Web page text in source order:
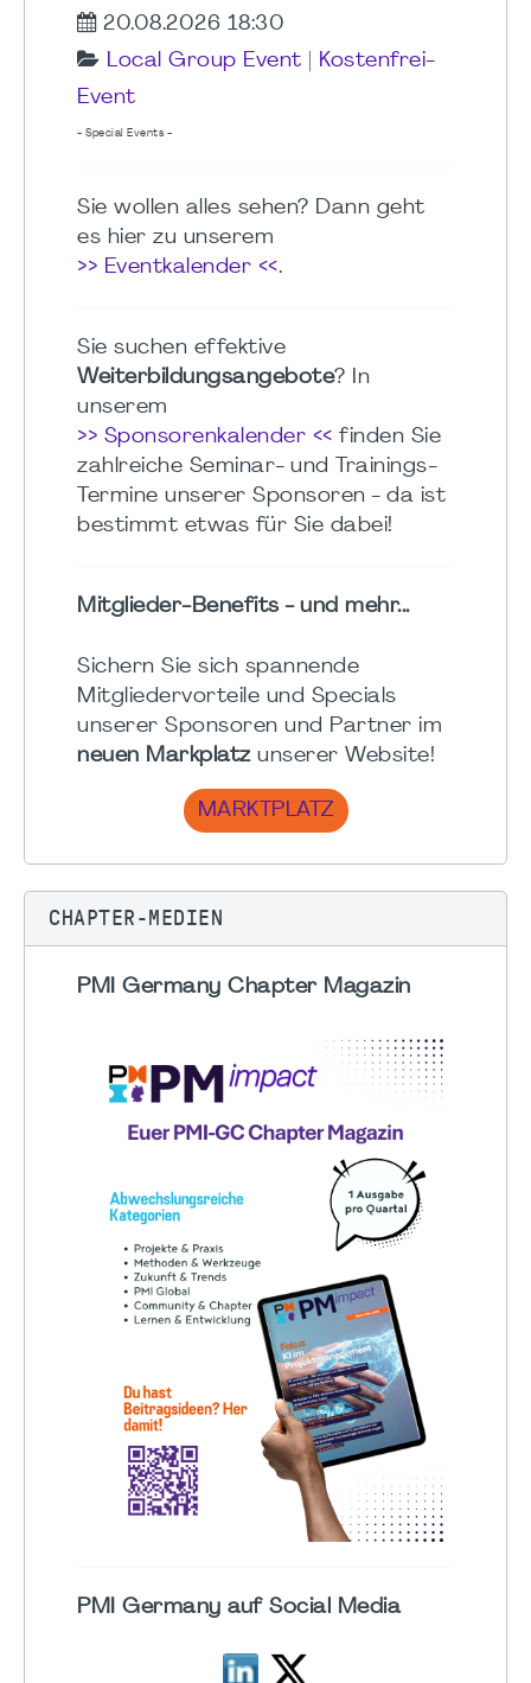
20.08.2026 18:30
Local Group Event
Kostenfrei-
Event
- Special Events -
Sie wollen alles sehen? Dann geht
es hier zu unserem
>> Eventkalender <<.
Sie suchen effektive
Weiterbildungsangebote? In
unserem
>> Sponsorenkalender << finden Sie
zahlreiche Seminar- und Trainings-
Termine unserer Sponsoren - da ist
bestimmt etwas für Sie dabei!
Mitglieder-Benefits - und mehr...
Sichern Sie sich spannende
Mitgliedervorteile und Specials
unserer Sponsoren und Partner im
neuen Markplatzunserer Website!
MARKTPLATZ
CHAPTER-MEDIEN
PMI Germany Chapter Magazin
PMI Germany auf Social Media